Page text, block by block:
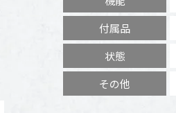
付属品
状態
その他